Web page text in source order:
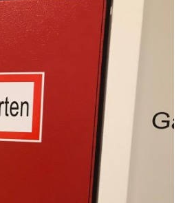
Planspiel
Führungsgruppe
Führungsassistent
Einsatzabschnittsleiter
Entdecke Eine Neue
Faszinierende Welt In
Aktivitäten